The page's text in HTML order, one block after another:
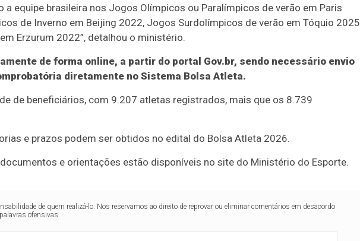
equipe brasileira nos Jogos Olímpicos ou Paralímpicos de verão em Paris
de Inverno em Beijing 2022, Jogos Surdolímpicos de verão em Tóquio 2025
Erzurum 2022”, detalhou o ministério.
de forma online, a partir do portal Gov.br, sendo necessário envio
diretamente no Sistema Bolsa Atleta.
de beneficiários, com 9.207 atletas registrados, mais que os 8.739
e prazos podem ser obtidos no edital do Bolsa Atleta 2026.
e orientações estão disponíveis no site do Ministério do Esporte.
de quem realizá-lo. Nos reservamos ao direito de reprovar ou eliminar comentários em desacordo
ofensivas.